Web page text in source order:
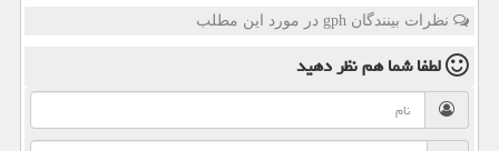
نظرات بینندگان gph در مورد این مطلب
لطفا شما همنظر دهید